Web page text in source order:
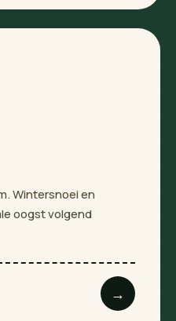
Wintersnoei en
oogst volgend
→